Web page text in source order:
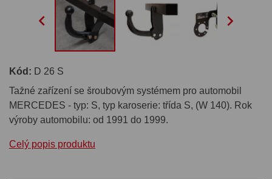
 
Kód: D 26 S
Tažné zařízení se šroubovým systémem pro automobil
MERCEDES - typ: S, typ karoserie: třída S, (W 140). Rok
výroby automobilu: od 1991 do 1999.
Celý popis produktu